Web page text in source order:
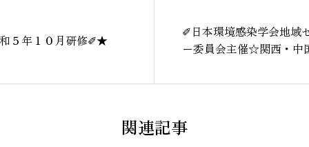
５年１０月研修✐★
✐日本環境感染学会地域
ー委員会主催☆関西・中
関連記事